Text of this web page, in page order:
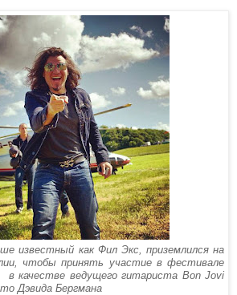
известный как Фил Экс, приземлился на
чтобы принять участие в фестивале
в качестве ведущего гитариста Bon Jovi
Дэвида Бергмана